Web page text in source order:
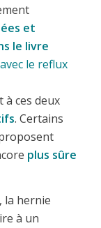
et
le livre
le reflux
ces deux
. Certains
plus sûre
la hernie
à un